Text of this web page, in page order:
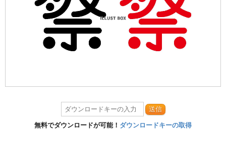
送信
無料でダウンロードが可能！ ダウンロードキーの取得